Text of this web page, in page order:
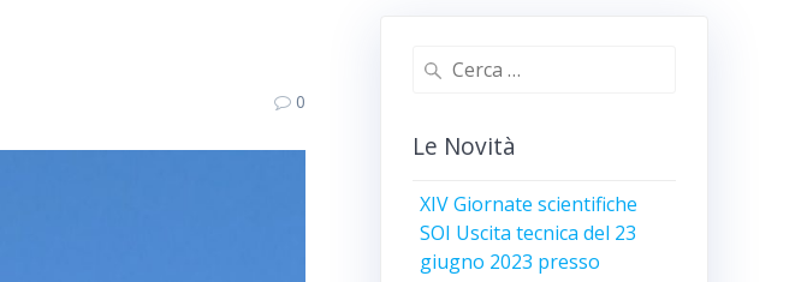
0
Ricerca
Le Novità
XIV Giornate scientifiche
SOI Uscita tecnica del 23
giugno 2023 presso